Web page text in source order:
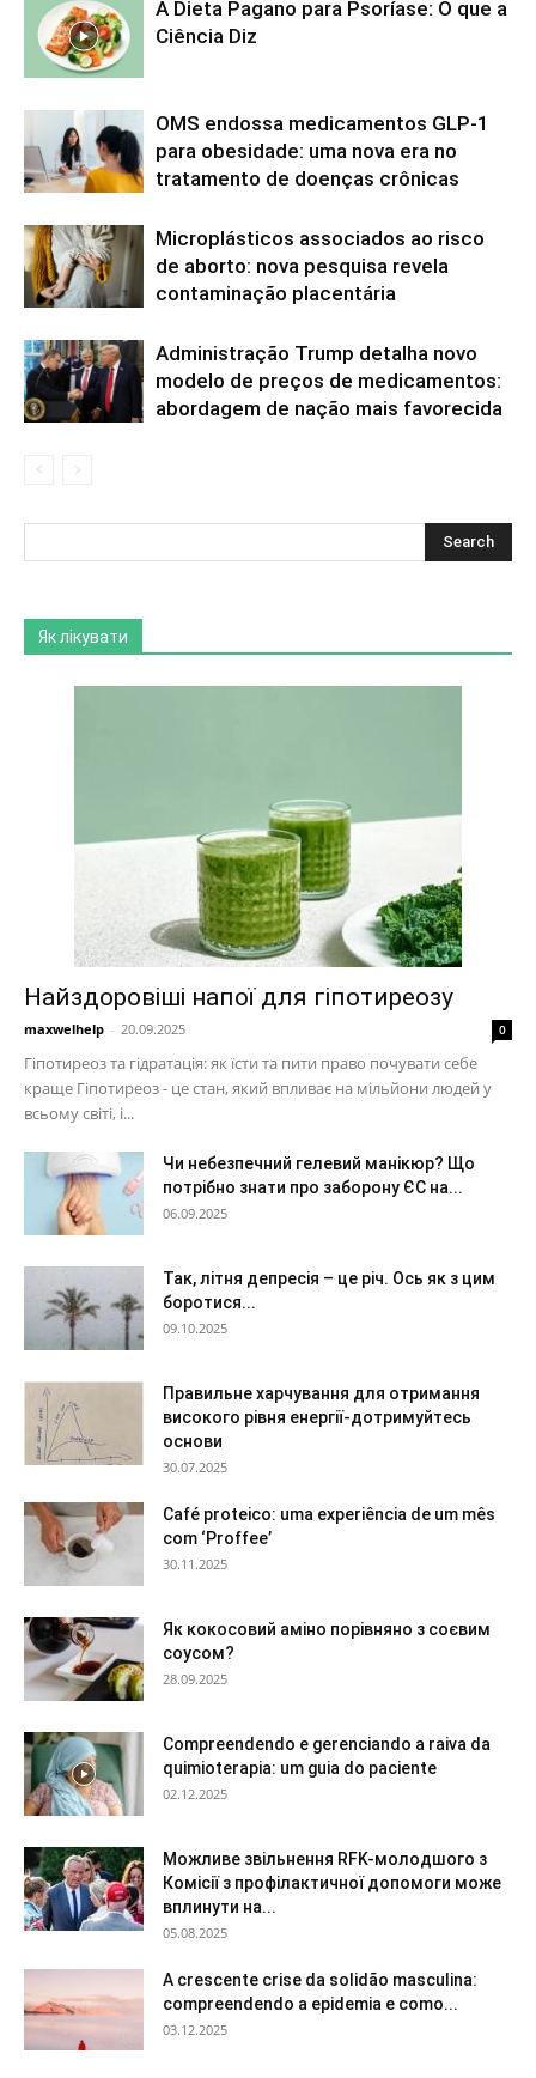
A Dieta Pagano para Psoríase: O que a
Ciência Diz
OMS endossa medicamentos GLP-1
para obesidade: uma nova era no
tratamento de doenças crônicas
Microplásticos associados ao risco
de aborto: nova pesquisa revela
contaminação placentária
Administração Trump detalha novo
modelo de preços de medicamentos:
abordagem de nação mais favorecida
Як лікувати
Найздоровіші напої для гіпотиреозу
maxwelhelp - 20.09.2025 0
Гіпотиреоз та гідратація: як їсти та пити право почувати себе
краще Гіпотиреоз - це стан, який впливає на мільйони людей у ​​
всьому світі, і...
Чи небезпечний гелевий манікюр? Що
потрібно знати про заборону ЄС на...
06.09.2025
Так, літня депресія – це річ. Ось як з цим
боротися...
09.10.2025
Правильне харчування для отримання
високого рівня енергії-дотримуйтесь
основи
30.07.2025
Café proteico: uma experiência de um mês
com ‘Proffee’
30.11.2025
Як кокосовий аміно порівняно з соєвим
соусом?
28.09.2025
Compreendendo e gerenciando a raiva da
quimioterapia: um guia do paciente
02.12.2025
Можливе звільнення RFK-молодшого з
Комісії з профілактичної допомоги може
вплинути на...
05.08.2025
A crescente crise da solidão masculina:
compreendendo a epidemia e como...
03.12.2025